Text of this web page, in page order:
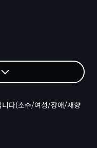
다(소수/여성/장애/재향